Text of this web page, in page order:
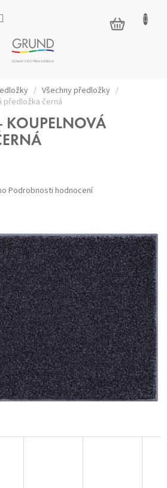
NÁKUPNÍ
KOŠÍK
/ Všechny předložky /
předložka černá
KOUPELNOVÁ
Podrobnosti hodnocení